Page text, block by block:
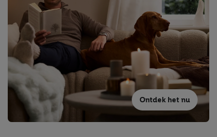
Ontdek het nu